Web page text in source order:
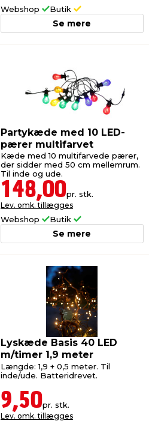
Webshop Butik
Se mere
Partykæde med 10 LED-
pærer multifarvet
Kæde med 10 multifarvede pærer,
der sidder med 50 cm mellemrum.
Til inde og ude.
148,00pr. stk.
Lev. omk. tillægges
Webshop Butik
Se mere
Lyskæde Basis 40 LED
m/timer 1,9 meter
Længde: 1,9 + 0,5 meter. Til
inde/ude. Batteridrevet.
9,50pr. stk.
Lev. omk. tillægges